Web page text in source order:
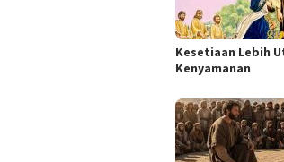
Kesetiaan Lebih
Kenyamanan